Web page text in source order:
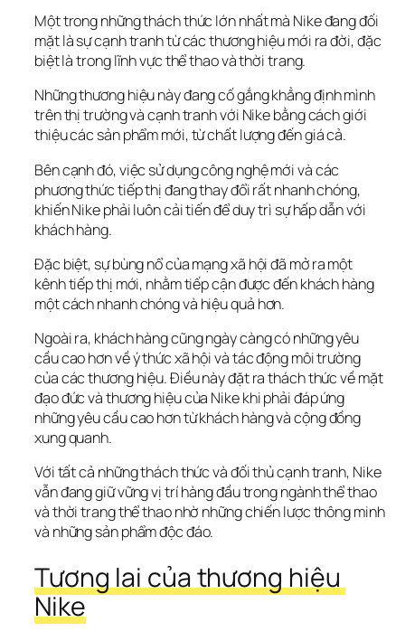
Một trong những thách thức lớn nhất mà Nike đang đối
mặt là sự cạnh tranh từ các thương hiệu mới ra đời, đặc
biệt là trong lĩnh vực thể thao và thời trang.
Những thương hiệu này đang cố gắng khẳng định mình
trên thị trường và cạnh tranh với Nike bằng cách giới
thiệu các sản phẩm mới, từ chất lượng đến giá cả.
Bên cạnh đó, việc sử dụng công nghệ mới và các
phương thức tiếp thị đang thay đổi rất nhanh chóng,
khiến Nike phải luôn cải tiến để duy trì sự hấp dẫn với
khách hàng.
Đặc biệt, sự bùng nổ của mạng xã hội đã mở ra một
kênh tiếp thị mới, nhằm tiếp cận được đến khách hàng
một cách nhanh chóng và hiệu quả hơn.
Ngoài ra, khách hàng cũng ngày càng có những yêu
cầu cao hơn về ý thức xã hội và tác động môi trường
của các thương hiệu. Điều này đặt ra thách thức về mặt
đạo đức và thương hiệu của Nike khi phải đáp ứng
những yêu cầu cao hơn từ khách hàng và cộng đồng
xung quanh.
Với tất cả những thách thức và đối thủ cạnh tranh, Nike
vẫn đang giữ vững vị trí hàng đầu trong ngành thể thao
và thời trang thể thao nhờ những chiến lược thông minh
và những sản phẩm độc đáo.
Tương lai của thương hiệu
Nike